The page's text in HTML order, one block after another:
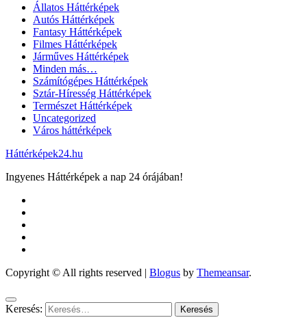
Állatos Háttérképek
Autós Háttérképek
Fantasy Háttérképek
Filmes Háttérképek
Járműves Háttérképek
Minden más…
Számítógépes Háttérképek
Sztár-Híresség Háttérképek
Természet Háttérképek
Uncategorized
Város háttérképek
Háttérképek24.hu
Ingyenes Háttérképek a nap 24 órájában!
Copyright © All rights reserved | Blogus by Themeansar.
Keresés: